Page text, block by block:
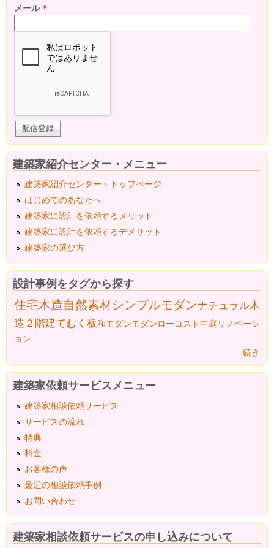
メール*
建築家紹介センター・メニュー
建築家紹介センター・トップページ
はじめてのあなたへ
建築家に設計を依頼するメリット
建築家に設計を依頼するデメリット
建築家の選び方
設計事例をタグから探す
住宅木造自然素材シンプルモダンナチュラル木
造２階建てむく板和モダンモダンローコスト中庭 リノベーシ
ョン
続き
建築家依頼サービスメニュー
建築家相談依頼サービス
サービスの流れ
特典
料金
お客様の声
最近の相談依頼事例
お問い合わせ
建築家相談依頼サービスの申し込みについて